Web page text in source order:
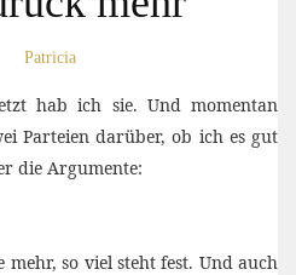
Patricia
hab ich sie. Und momentan
Parteien darüber, ob ich es gut
die Argumente:
so viel steht fest. Und auch